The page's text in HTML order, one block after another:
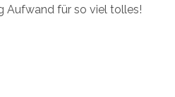
Aufwand für so viel tolles!